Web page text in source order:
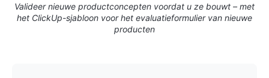
Valideer nieuwe productconcepten voordat u ze bouwt – met
het ClickUp-sjabloon voor het evaluatieformulier van nieuwe
producten